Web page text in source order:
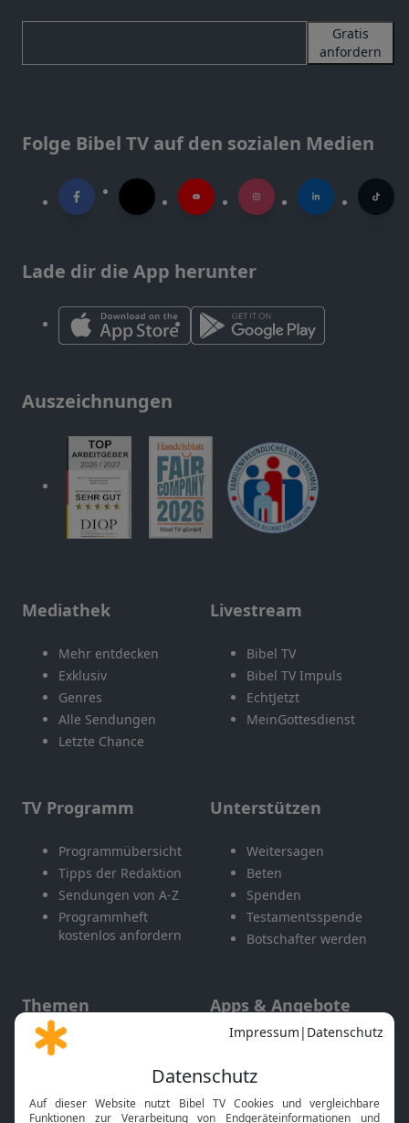
Gratis
anfordern
Folge Bibel TV auf den sozialen Medien
Lade dir die App herunter
Auszeichnungen
Mediathek
Mehr entdecken
Exklusiv
Genres
Alle Sendungen
Letzte Chance
Livestream
Bibel TV
Bibel TV Impuls
EchtJetzt
MeinGottesdienst
TV Programm
Programmübersicht
Tipps der Redaktion
Sendungen von A-Z
Programmheft
kostenlos anfordern
Unterstützen
Weitersagen
Beten
Spenden
Testamentsspende
Botschafter werden
Themen
Gott und Bibel erklärt
Neuigkeiten
Apps & Angebote
Mobile App
Smart TV